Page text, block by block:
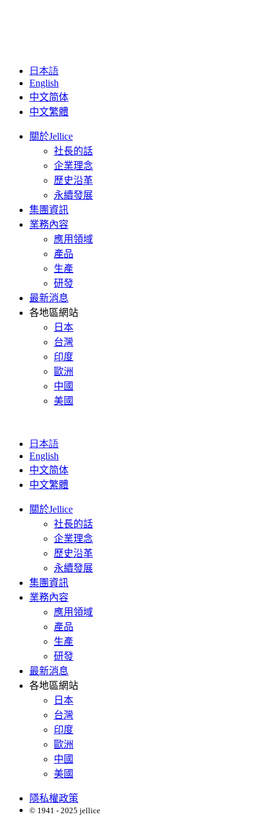
日本語
English
中文简体
中文繁體
關於Jellice
社長的話
企業理念
歷史沿革
永續發展
集團資訊
業務內容
應用領域
產品
生產
研發
最新消息
各地區網站
日本
台灣
印度
歐洲
中國
美國
日本語
English
中文简体
中文繁體
關於Jellice
社長的話
企業理念
歷史沿革
永續發展
集團資訊
業務內容
應用領域
產品
生產
研發
最新消息
各地區網站
日本
台灣
印度
歐洲
中國
美國
隱私權政策
© 1941 - 2025 jellice